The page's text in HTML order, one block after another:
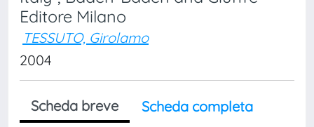
Editore Milano
TESSUTO, Girolamo
2004
Scheda breve
Scheda completa